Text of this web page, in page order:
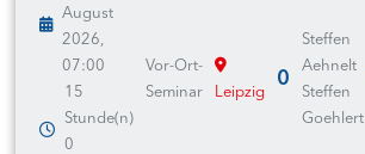
August
2026,
07:00
15
Stunde(n)
0
Vor-Ort-
Seminar
Leipzig 0
Steffen
Aehnelt
Steffen
Goehlert